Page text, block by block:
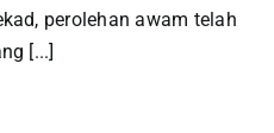
perolehan awam telah
[...]